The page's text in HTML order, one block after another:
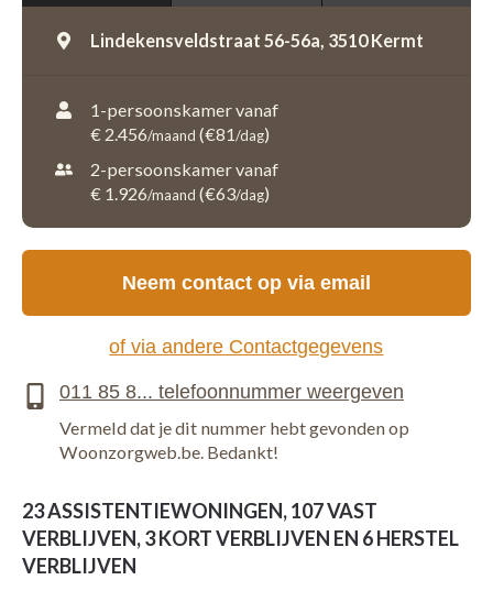
Lindekensveldstraat 56-56a, 3510 Kermt
1-persoonskamer vanaf
€ 2.456/maand (€81/dag)
2-persoonskamer vanaf
€ 1.926/maand (€63/dag)
23 ASSISTENTIEWONINGEN, 107 VAST
VERBLIJVEN, 3 KORT VERBLIJVEN EN 6 HERSTEL
VERBLIJVEN
Neem contact op via email
of via andere Contactgegevens
Vermeld dat je dit nummer hebt gevonden op
Woonzorgweb.be. Bedankt!